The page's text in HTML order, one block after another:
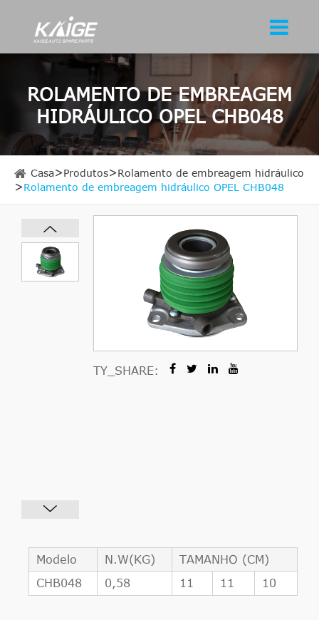
ROLAMENTO DE EMBREAGEM
HIDRÁULICO OPEL CHB048
Casa Produtos
Rolamento de embreagem hidráulico
Rolamento de embreagem hidráulico OPEL CHB048
TY_SHARE:
Modelo N.W(KG)
TAMANHO (CM)
CHB048
0,58 11 11 10